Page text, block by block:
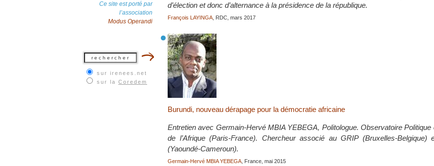
Ce site est porté par
l’association
Modus Operandi
sur irenees.net
sur la Coredem
d’élection et donc d’alternance à la présidence de la république.
François LAYINGA , RDC, mars 2017
Burundi, nouveau dérapage pour la démocratie africaine
Entretien avec Germain-Hervé MBIA YEBEGA, Politologue. Observatoire Politique
de l’Afrique (Paris-France). Chercheur associé au GRIP (Bruxelles-
(Yaoundé-Cameroun).
Germain-Hervé MBIA YEBEGA , France, mai 2015